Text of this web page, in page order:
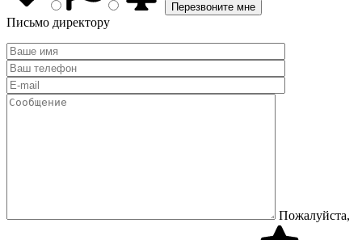
Письмо директору
Пожалуйста,